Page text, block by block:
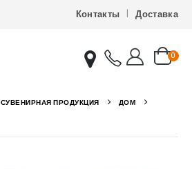
Контакты Доставка
0
СУВЕНИРНАЯ ПРОДУКЦИЯ
ДОМ